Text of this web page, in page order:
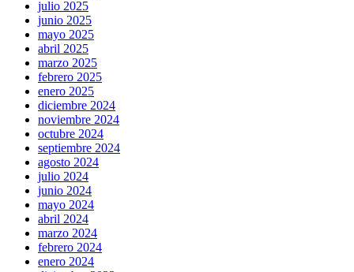
julio 2025
junio 2025
mayo 2025
abril 2025
marzo 2025
febrero 2025
enero 2025
diciembre 2024
noviembre 2024
octubre 2024
septiembre 2024
agosto 2024
julio 2024
junio 2024
mayo 2024
abril 2024
marzo 2024
febrero 2024
enero 2024